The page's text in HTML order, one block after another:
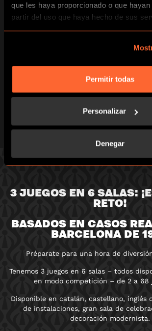
que les haya proporcionado o que
partir del uso que haya hecho de sus
Permitir todas
Personalizar
Denegar
3
¡DESAFIA EL
Sólo tienes una hora de emoción
pulsaciones al máximo para
3 JUEGOS EN 6 SALAS:
RETO!
BASADOS EN CASOS
BARCELONA DE
Préparate para una hora de
Tenemos 3 juegos en 6 salas – todos
en modo competición – de 2 a 68
Disponible en catalán, castellano, inglés
de instalaciones, gran sala de
decoración modernista.